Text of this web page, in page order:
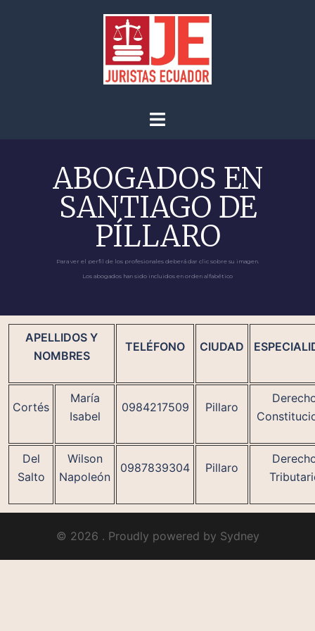
ABOGADOS EN
SANTIAGO DE
PÍLLARO
Para ver el perfil de los profesionales deberá dar clic sobre su imagen.
Los abogados han sido incluidos en orden alfabético
APELLIDOS Y
NOMBRES
TELÉFONO CIUDAD
Cortés
María
Isabel
0984217509 Pillaro
Del
Salto
Wilson
Napoleón
0987839304 Pillaro
© 2026 . Proudly powered by Sydney